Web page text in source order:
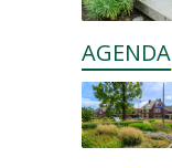
AGENDA